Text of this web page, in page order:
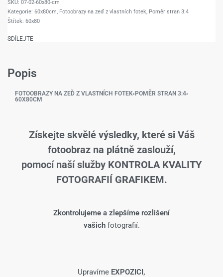
07-02-60x80-cm
Kategorie: 60x80cm, Fotoobrazy na zeď z vlastních fotek, Poměr stran 3:4
Štítek: 60x80
SDÍLEJTE
Popis
FOTOOBRAZY NA ZEĎ Z VLASTNÍCH FOTEK› POMĚR STRAN 3:4›
60X80CM
Získejte skvělé výsledky, které si Váš
fotoobraz na plátně zaslouží,
pomocí naší služby KONTROLA KVALITY
FOTOGRAFIÍ GRAFIKEM.
Zkontrolujeme a zlepšíme rozlišení
vašich fotografií.
Upravíme EXPOZICI,